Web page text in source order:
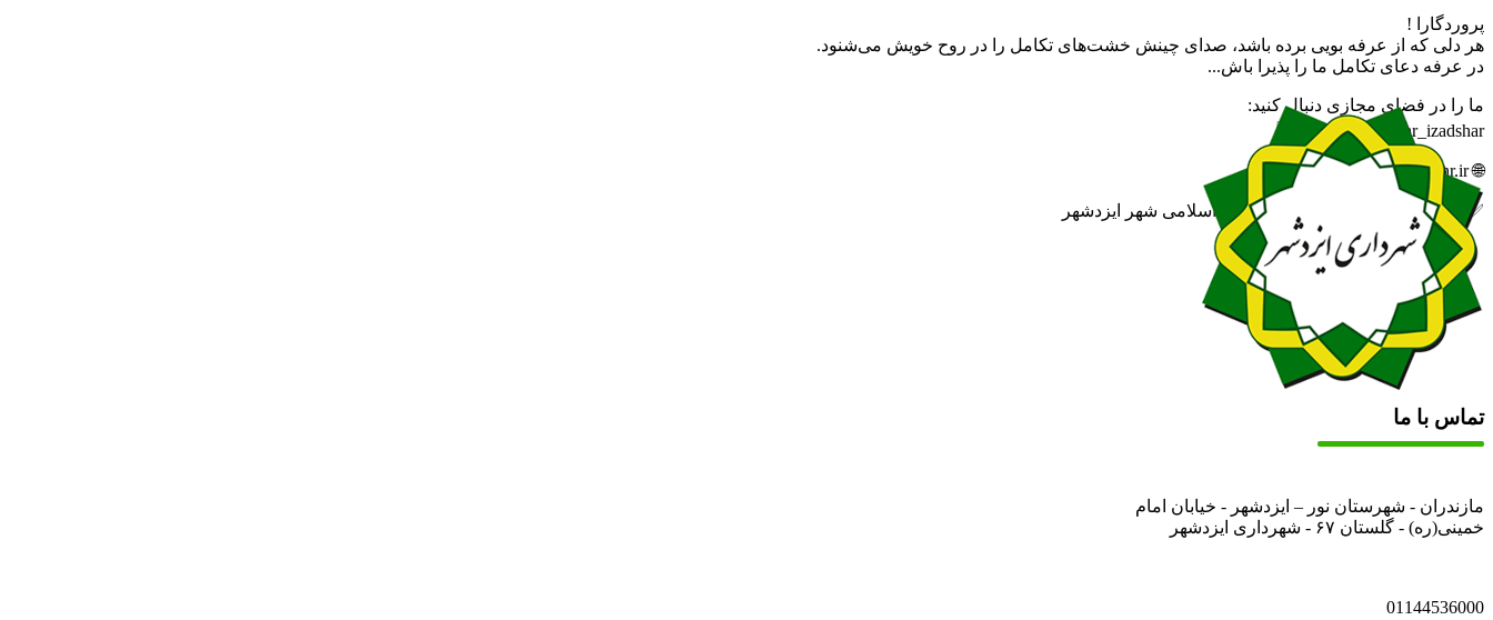
پروردگارا !
هر دلی که از عرفه بویی برده باشد، صدای چینش خشت‌های تکامل را در روح خویش می‌شنود.
در عرفه دعای تکامل ما را پذیرا باش...
ما را در فضای مجازی دنبال کنید:
🆔 eitaa.com/khabar_izadshar
🌐 izadshahr.ir
✅ روابط عمومی شهرداری و شورای اسلامی شهر ایزدشهر
تماس با ما
مازندران - شهرستان نور – ایزدشهر - خیابان امام
خمینی(ره) - گلستان ۶۷ - شهرداری ایزدشهر
01144536000